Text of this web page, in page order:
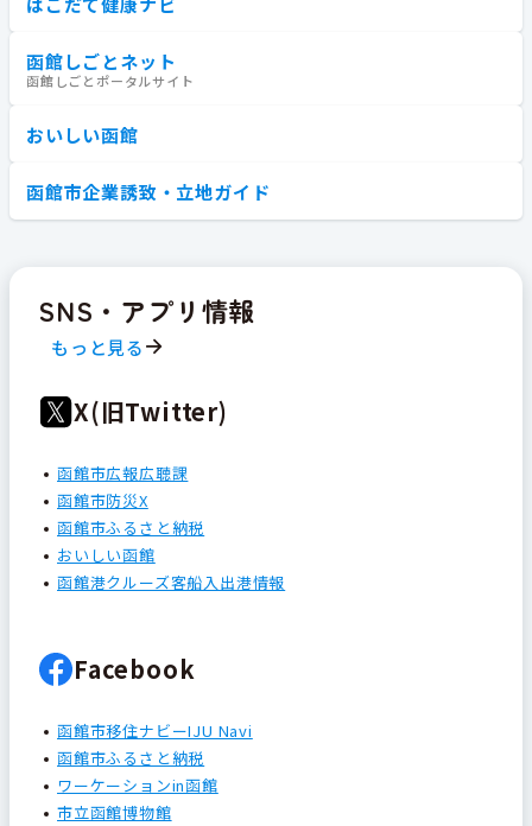
函館しごとネット
函館しごとポータルサイト
おいしい函館
函館市企業誘致・立地ガイド
SNS・アプリ情報
もっと見る
X(旧Twitter)
函館市広報広聴課
函館市防災X
函館市ふるさと納税
おいしい函館
函館港クルーズ客船入出港情報
Facebook
函館市移住ナビーIJU Navi
函館市ふるさと納税
ワーケーションin函館
市立函館博物館